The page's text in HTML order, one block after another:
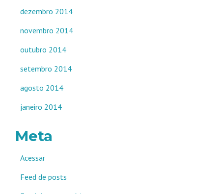
dezembro 2014
novembro 2014
outubro 2014
setembro 2014
agosto 2014
janeiro 2014
Meta
Acessar
Feed de posts